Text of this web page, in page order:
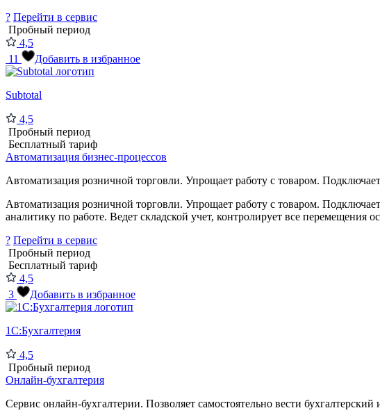
? Перейти в сервис
Пробный период
4,5
11
Добавить в избранное
Subtotal
4,5
Пробный период
Бесплатный тариф
Автоматизация бизнес-процессов
Автоматизация розничной торговли. Упрощает работу с товаром.
Автоматизация розничной торговли. Упрощает работу с товаром.
аналитику по работе. Ведет складской учет, контролирует все перемещения
? Перейти в сервис
Пробный период
Бесплатный тариф
4,5
3
Добавить в избранное
1С:Бухгалтерия
4,5
Пробный период
Онлайн-бухгалтерия
Сервис онлайн-бухгалтерии. Позволяет самостоятельно вести бухгалтерский